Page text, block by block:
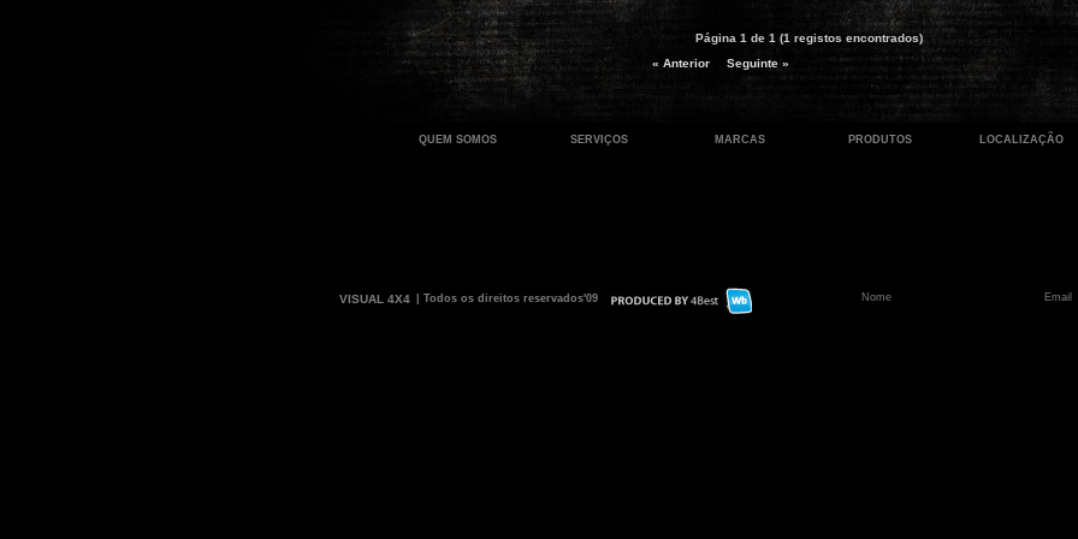
Página 1 de 1 (1 registos encontrados)
« Anterior
Seguinte »
QUEM SOMOS SERVIÇOS MARCAS PRODUTOS LOCALIZAÇÃO
VISUAL 4X4 | Todos os direitos reservados'09